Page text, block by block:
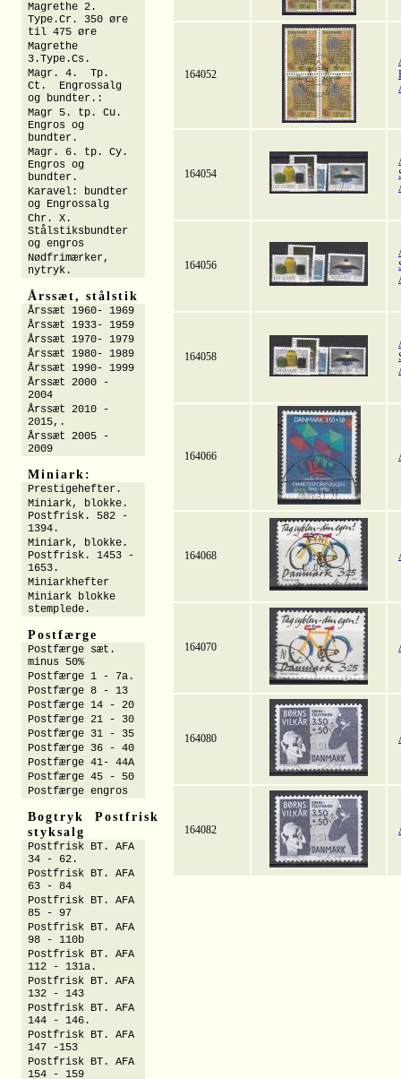
164052
164054
164056
164058
164066
164068
164070
164080
164082
Magrethe 2.
Type.Cr. 350 øre
til 475 øre
Magrethe
3.Type.Cs.
Magr. 4. Tp.
Ct. Engrossalg
og bundter.:
Magr 5. tp. Cu.
Engros og
bundter.
Magr. 6. tp. Cy.
Engros og
bundter.
Karavel: bundter
og Engrossalg
Chr. X.
Stålstiksbundter
og engros
Nødfrimærker,
nytryk.
Årssæt, stålstik
Årssæt 1960- 1969
Årssæt 1933- 1959
Årssæt 1970- 1979
Årssæt 1980- 1989
Årssæt 1990- 1999
Årssæt 2000 -
2004
Årssæt 2010 -
2015,.
Årssæt 2005 -
2009
Miniark:
Prestigehefter.
Miniark, blokke.
Postfrisk. 582 -
1394.
Miniark, blokke.
Postfrisk. 1453 -
1653.
Miniarkhefter
Miniark blokke
stemplede.
Postfærge
Postfærge sæt.
minus 50%
Postfærge 1 - 7a.
Postfærge 8 - 13
Postfærge 14 - 20
Postfærge 21 - 30
Postfærge 31 - 35
Postfærge 36 - 40
Postfærge 41- 44A
Postfærge 45 - 50
Postfærge engros
Bogtryk Postfrisk
styksalg
Postfrisk BT. AFA
34 - 62.
Postfrisk BT. AFA
63 - 84
Postfrisk BT. AFA
85 - 97
Postfrisk BT. AFA
98 - 110b
Postfrisk BT. AFA
112 - 131a.
Postfrisk BT. AFA
132 - 143
Postfrisk BT. AFA
144 - 146.
Postfrisk BT. AFA
147 -153
Postfrisk BT. AFA
154 - 159